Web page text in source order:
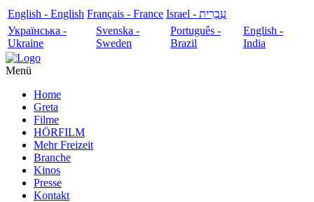
English - English Français - France
עִבְרִית - Israel
Українська -
Ukraine
Svenska -
Sweden
Português -
Brazil
English -
India
Menü
Home
Greta
Filme
HÖRFILM
Mehr Freizeit
Branche
Kinos
Presse
Kontakt